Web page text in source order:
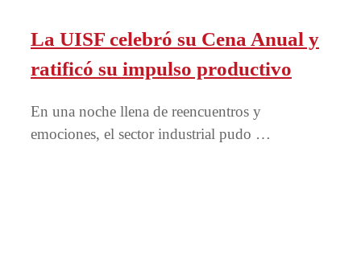
La UISF celebró su Cena Anual y
ratificó su impulso productivo
En una noche llena de reencuentros y
emociones, el sector industrial pudo …